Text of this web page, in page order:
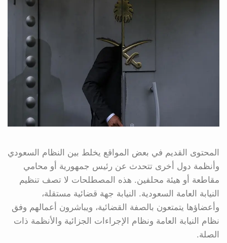
المحتوى القديم في بعض المواقع يخلط بين النظام السعودي
وأنظمة دول أخرى تتحدث عن رئيس جمهورية أو محامي
مقاطعة أو هيئة محلفين. هذه المصطلحات لا تصف تنظيم
النيابة العامة السعودية. النيابة جهة قضائية مستقلة،
وأعضاؤها يتمتعون بالصفة القضائية، ويباشرون أعمالهم وفق
نظام النيابة العامة ونظام الإجراءات الجزائية والأنظمة ذات
الصلة.